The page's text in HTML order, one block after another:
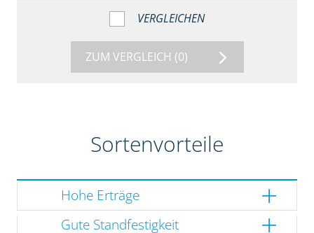
VERGLEICHEN
ZUM VERGLEICH (0)
Sortenvorteile
Hohe Erträge
Gute Standfestigkeit